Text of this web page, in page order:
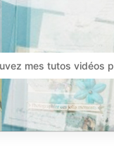
mes tutos vidéos